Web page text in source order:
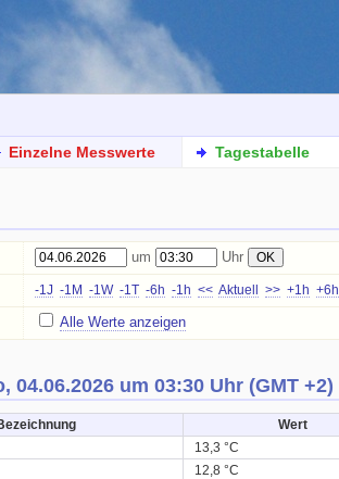
Einzelne Messwerte Tagestabelle
um
Uhr
-1J -1M -1W -1T -6h -1h << Aktuell >> +1h +6h
Alle Werte anzeigen
04.06.2026 um 03:30 Uhr (GMT +2)
Wert
13,3 °C
12,8 °C